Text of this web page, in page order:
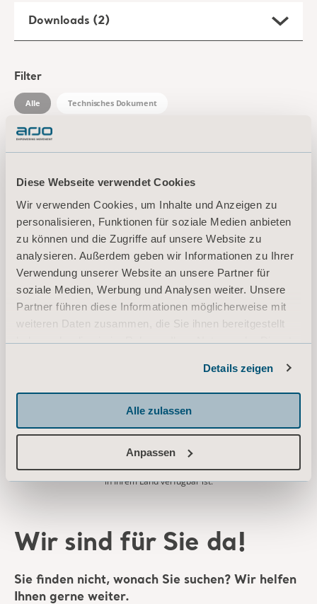
Diese Webseite verwendet Cookies
Wir verwenden Cookies, um Inhalte und Anzeigen zu
personalisieren, Funktionen für soziale Medien anbieten
zu können und die Zugriffe auf unsere Website zu
analysieren. Außerdem geben wir Informationen zu Ihrer
Verwendung unserer Website an unsere Partner für
soziale Medien, Werbung und Analysen weiter. Unsere
Partner führen diese Informationen möglicherweise mit
weiteren Daten zusammen, die Sie ihnen bereitgestellt
haben oder die sie im Rahmen Ihrer Nutzung der Dienste
Details zeigen
Alle zulassen
Anpassen
Downloads (2)
Filter
Alle Technisches Dokument
Sara Stedy/Sara Stedy Compact
(A4, Portrait, Colour)
Typ: Kurzanleitung (QRG)
DE for Austria, Switzerland, Germany
DOWNLOAD
Sara Stedy/Sara Stedy Compact
Typ: Kurzanleitung (QRG)
DOWNLOAD
* Bitte wenden Sie sich an Ihren Vertriebspartner vor Ort, ob das Produkt
in Ihrem Land verfügbar ist.
Wir sind für Sie da!
Sie finden nicht, wonach Sie suchen? Wir helfen
Ihnen gerne weiter.